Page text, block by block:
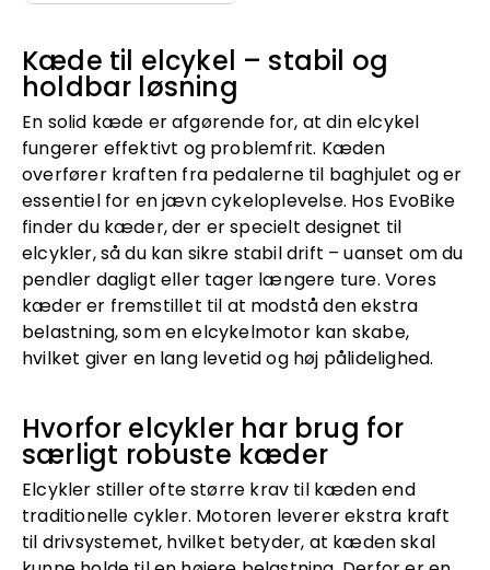
Kæde til elcykel – stabil og
holdbar løsning
En solid kæde er afgørende for, at din elcykel
fungerer effektivt og problemfrit. Kæden
overfører kraften fra pedalerne til baghjulet og er
essentiel for en jævn cykeloplevelse. Hos EvoBike
finder du kæder, der er specielt designet til
elcykler, så du kan sikre stabil drift – uanset om du
pendler dagligt eller tager længere ture. Vores
kæder er fremstillet til at modstå den ekstra
belastning, som en elcykelmotor kan skabe,
hvilket giver en lang levetid og høj pålidelighed.
Hvorfor elcykler har brug for
særligt robuste kæder
Elcykler stiller ofte større krav til kæden end
traditionelle cykler. Motoren leverer ekstra kraft
til drivsystemet, hvilket betyder, at kæden skal